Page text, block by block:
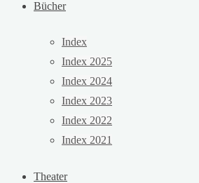
Bücher
Index
Index 2025
Index 2024
Index 2023
Index 2022
Index 2021
Theater